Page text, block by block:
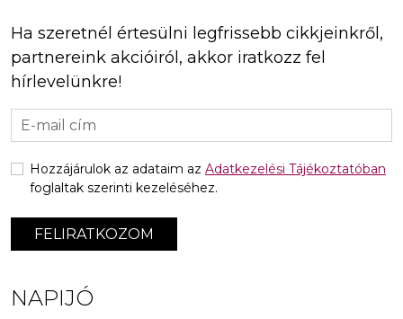
Ha szeretnél értesülni legfrissebb cikkjeinkről,
partnereink akcióiról, akkor iratkozz fel
hírlevelünkre!
FELIRATKOZOM
Hozzájárulok az adataim az Adatkezelési Tájékoztatóban
foglaltak szerinti kezeléséhez.
NAPIJÓ